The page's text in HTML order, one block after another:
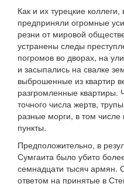
Как и их турецкие
предприняли огромные
резни от мировой
устранены следы
погромов во дворах, на
и засыпались на свалке
выброшенные из квартир
разгромленные квартиры.
точного числа жертв,
разные морги, в том
пункты.
Предположительно, в
Сумгаита было убито
семнадцати тысяч армян.
ответом на принятые в